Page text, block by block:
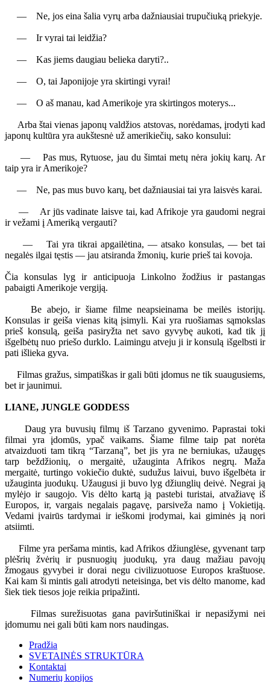
— Ne, jos eina šalia vyrų arba dažniausiai trupučiuką priekyje.
— Ir vyrai tai leidžia?
— Kas jiems daugiau belieka daryti?..
— O, tai Japonijoje yra skirtingi vyrai!
— O aš manau, kad Amerikoje yra skirtingos moterys...
Arba štai vienas japonų valdžios atstovas, norėdamas, įrodyti kad
japonų kultūra yra aukštesnė už amerikiečių, sako konsului:
— Pas mus, Rytuose, jau du šimtai metų nėra jokių karų. Ar
taip yra ir Amerikoje?
— Ne, pas mus buvo karų, bet dažniausiai tai yra laisvės karai.
— Ar jūs vadinate laisve tai, kad Afrikoje yra gaudomi negrai
ir vežami į Ameriką vergauti?
— Tai yra tikrai apgailėtina, — atsako konsulas, — bet tai
negalės ilgai tęstis — jau atsiranda žmonių, kurie prieš tai kovoja.
Čia konsulas lyg ir anticipuoja Linkolno žodžius ir pastangas
pabaigti Amerikoje vergiją.
Be abejo, ir šiame filme neapsieinama be meilės istorijų.
Konsulas ir geiša vienas kitą įsimyli. Kai yra ruošiamas sąmokslas
prieš konsulą, geiša pasiryžta net savo gyvybę aukoti, kad tik jį
išgelbėtų nuo priešo durklo. Laimingu atveju ji ir konsulą išgelbsti ir
pati išlieka gyva.
Filmas gražus, simpatiškas ir gali būti įdomus ne tik suaugusiems,
bet ir jaunimui.
LIANE, JUNGLE GODDESS
Daug yra buvusių filmų iš Tarzano gyvenimo. Paprastai toki
filmai yra įdomūs, ypač vaikams. Šiame filme taip pat norėta
atvaizduoti tam tikrą “Tarzaną”, bet jis yra ne berniukas, užaugęs
tarp beždžionių, o mergaitė, užauginta Afrikos negrų. Maža
mergaitė, turtingo vokiečio duktė, sudužus laivui, buvo išgelbėta ir
užauginta juodukų. Užaugusi ji buvo lyg džiunglių deivė. Negrai ją
mylėjo ir saugojo. Vis dėlto kartą ją pastebi turistai, atvažiavę iš
Europos, ir, vargais negalais pagavę, parsiveža namo į Vokietiją.
Vedami įvairūs tardymai ir ieškomi įrodymai, kai giminės ją nori
atsiimti.
Filme yra peršama mintis, kad Afrikos džiunglėse, gyvenant tarp
plėšrių žvėrių ir pusnuogių juodukų, yra daug mažiau pavojų
žmogaus gyvybei ir dorai negu civilizuotuose Europos kraštuose.
Kai kam ši mintis gali atrodyti neteisinga, bet vis dėlto manome, kad
šiek tiek tiesos joje reikia pripažinti.
Filmas surežisuotas gana paviršutiniškai ir nepasižymi nei
įdomumu nei gali būti kam nors naudingas.
Pradžia
SVETAINĖS STRUKTŪRA
Kontaktai
Numerių kopijos